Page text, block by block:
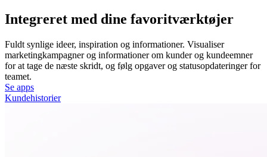
Integreret med dine favoritværktøjer
Fuldt synlige ideer, inspiration og informationer. Visualiser
marketingkampagner og informationer om kunder og kundeemner
for at tage de næste skridt, og følg opgaver og statusopdateringer for
teamet.
Se apps
Kundehistorier